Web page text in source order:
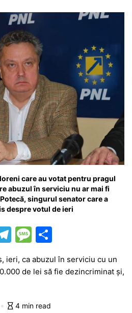
care au votat pentru pragul
abuzul în serviciu nu ar mai fi
singurul senator care a
despre votul de ieri
T
el
e
a
M
s
a
ar
ta
ieri, ca abuzul în serviciu cu un
de lei să fie dezincriminat și,
4 min read